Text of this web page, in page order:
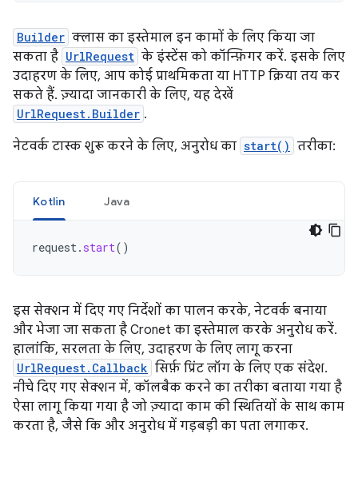
Builder क्लास का इस्तेमाल इन कामों के लिए किया जा
सकता है UrlRequest के इंस्टेंस को कॉन्फ़िगर करें. इसके लिए
उदाहरण के लिए, आप कोई प्राथमिकता या HTTP क्रिया तय कर
सकते हैं. ज़्यादा जानकारी के लिए, यह देखें
UrlRequest.Builder .
नेटवर्क टास्क शुरू करने के लिए, अनुरोध का start() तरीका:
Kotlin Java
request. start()
इस सेक्शन में दिए गए निर्देशों का पालन करके, नेटवर्क बनाया
और भेजा जा सकता है Cronet का इस्तेमाल करके अनुरोध करें.
हालांकि, सरलता के लिए, उदाहरण के लिए लागू करना
UrlRequest.Callback सिर्फ़ प्रिंट लॉग के लिए एक संदेश.
नीचे दिए गए सेक्शन में, कॉलबैक करने का तरीका बताया गया है
ऐसा लागू किया गया है जो ज़्यादा काम की स्थितियों के साथ काम
करता है, जैसे कि और अनुरोध में गड़बड़ी का पता लगाकर.